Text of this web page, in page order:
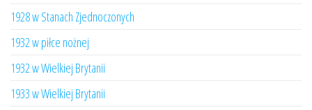
1928 w Stanach Zjednoczonych
1932 w piłce nożnej
1932 w Wielkiej Brytanii
1933 w Wielkiej Brytanii